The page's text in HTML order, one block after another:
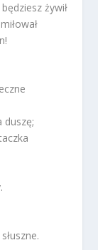
żywił
duszę;